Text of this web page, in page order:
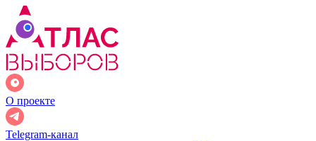
О проекте
Telegram-канал